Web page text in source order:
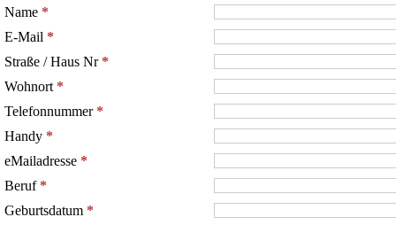
Name *
E-Mail *
Straße / Haus Nr *
Wohnort *
Telefonnummer *
Handy *
eMailadresse *
Beruf *
Geburtsdatum *